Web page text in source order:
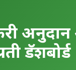
डॅशबोर्ड